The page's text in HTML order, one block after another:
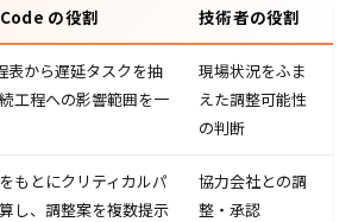
の役割 技術者の役割
表から遅延タスクを抽
工程への影響範囲を一
現場状況をふま
えた調整可能性
の判断
もとにクリティカルパ
し、調整案を複数提示
協力会社との調
整・承認